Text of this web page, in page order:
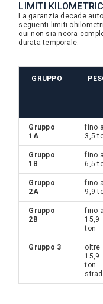
LIMITI KILOMETRICI
La garanzia decade
seguenti limiti
cui non sia ncora
durata temporale:
GRUPPO
Gruppo
1A
fino a
3,5
Gruppo
1B
fino a
6,5
Gruppo
2A
fino a
9,9
Gruppo
2B
fino a
15,9
ton
Gruppo 3
oltre
15,9
ton